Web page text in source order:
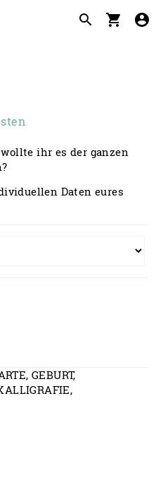
search shopping_cart account_circle
ihr es der ganzen
Daten eures
, GEBURT,
,